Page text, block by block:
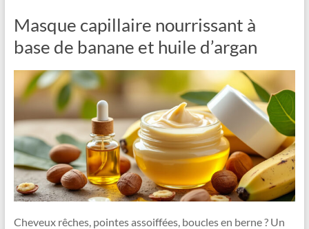
Masque capillaire nourrissant à
base de banane et huile d’argan
Cheveux rêches, pointes assoiffées, boucles en berne ? Un